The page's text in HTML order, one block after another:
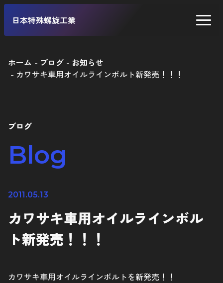
日本特殊螺旋工業
自転車
工業製品
ホーム ブログ
お知らせ
カワサキ車用オイルラインボルト新発売！！！
ブログ
Blog
2011.05.13
カワサキ車用オイルラインボル
ト新発売！！！
カワサキ車用オイルラインボルトを新発売！！